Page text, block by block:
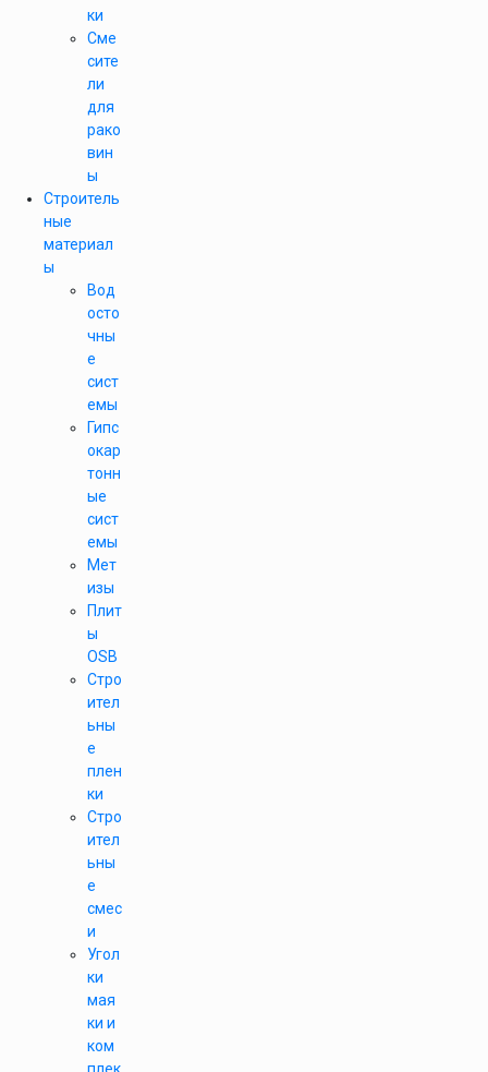
ки
Сме
сите
ли
для
рако
вин
ы
Строитель
ные
материал
ы
Вод
осто
чны
е
сист
емы
Гипс
окар
тонн
ые
сист
емы
Мет
изы
Плит
ы
OSB
Стро
ител
ьны
е
плен
ки
Стро
ител
ьны
е
смес
и
Угол
ки
мая
ки и
ком